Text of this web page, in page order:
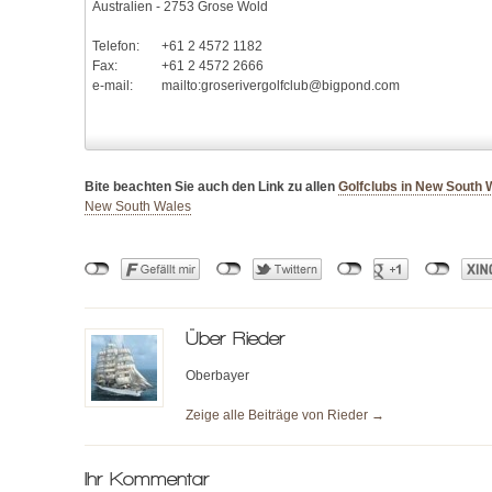
Australien - 2753 Grose Wold
Telefon:
+61 2 4572 1182
Fax:
+61 2 4572 2666
e-mail:
mailto:groserivergolfclub@bigpond.com
Bite beachten Sie auch den Link zu allen Golfclubs in New South
New South Wales
Über Rieder
Oberbayer
Zeige alle Beiträge von Rieder →
Ihr Kommentar